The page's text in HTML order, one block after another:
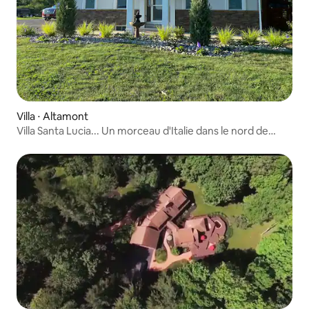
Villa ⋅ Altamont
Villa Santa Lucia... Un morceau d'Italie dans le nord de